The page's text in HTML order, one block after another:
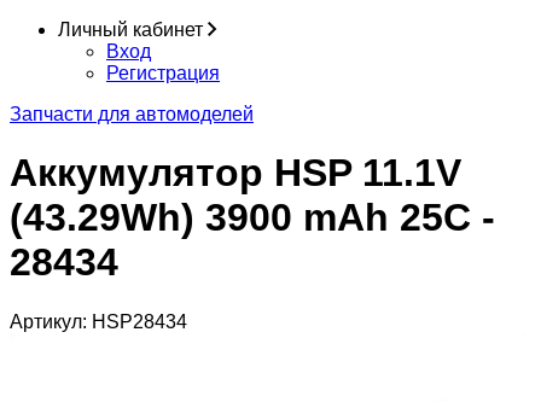
Личный кабинет
Вход
Регистрация
Запчасти для автомоделей
Аккумулятор HSP 11.1V
(43.29Wh) 3900 mAh 25C -
28434
Артикул: HSP28434